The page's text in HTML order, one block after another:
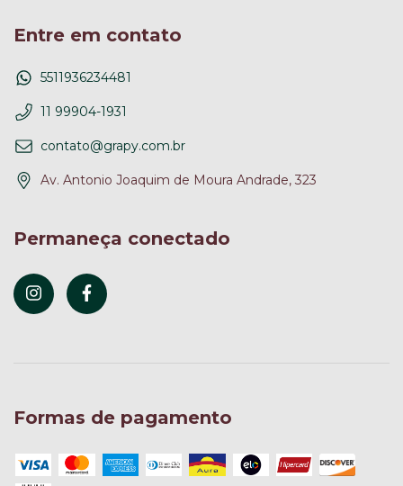
Entre em contato
5511936234481
11 99904-1931
contato@grapy.com.br
Av. Antonio Joaquim de Moura Andrade, 323
Permaneça conectado
Formas de pagamento